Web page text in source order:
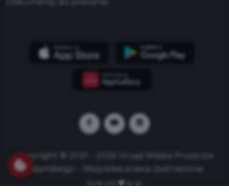
Copyright © 2021 - 2026 Urząd Miasta Pruszcza
Gdańskiego - Wszystkie prawa zastrzeżone
Build with by qb